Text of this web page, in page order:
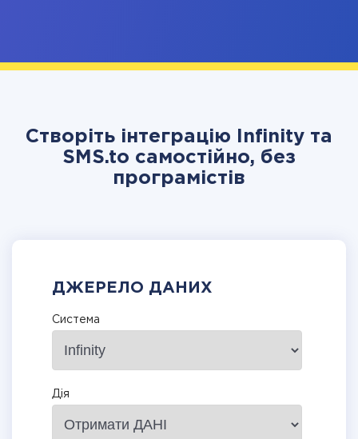
Створіть інтеграцію Infinity та
SMS.to самостійно, без
програмістів
ДЖЕРЕЛО ДАНИХ
Система
Дія